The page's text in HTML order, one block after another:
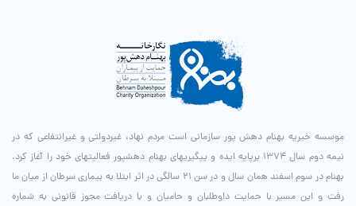
موسسه خیریه بهنام دهش پور سازمانی است مردم نهاد، غیردولتی و غیرانتفاعی که در
نیمه دوم سال ۱۳۷۴ برپایه ایده و پیگیری­های بهنام دهش­پور فعالیت­های خود را آغاز کرد.
بهنام در سوم اسفند همان سال و در سن ۲۱ سالگی در اثر ابتلا به بیماری سرطان از میان ما
رفت و این مسیر با حمایت داوطلبان و حامیان و با دریافت مجوز قانونی به شماره